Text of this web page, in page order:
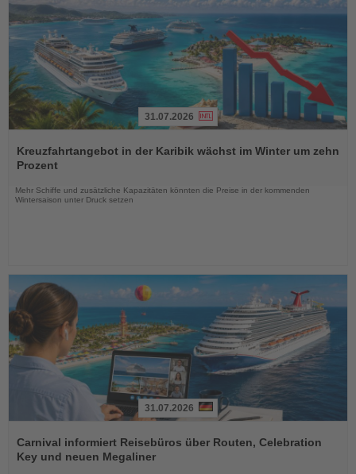
Sie
die
31.07.2026
Kreuzfahrtangebot in der Karibik wächst im Winter um zehn
Prozent
Mehr Schiffe und zusätzliche Kapazitäten könnten die Preise in der kommenden
Wintersaison unter Druck setzen
Sie
die
Nachrichten
31.07.2026
Carnival informiert Reisebüros über Routen, Celebration
Key und neuen Megaliner